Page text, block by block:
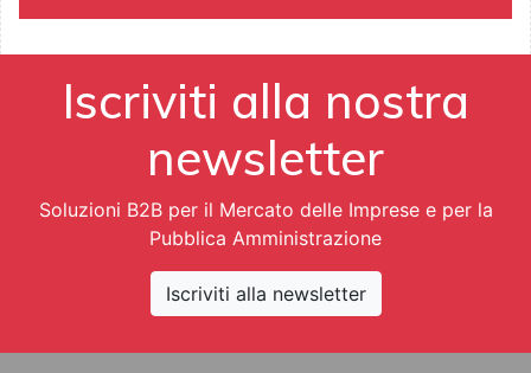
Iscriviti alla nostra
newsletter
Soluzioni B2B per il Mercato delle Imprese e per la
Pubblica Amministrazione
Iscriviti alla newsletter